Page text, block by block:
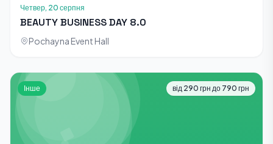
Четвер, 20 серпня
BEAUTY BUSINESS DAY 8.0
Pochayna Event Hall
Інше від 290 грн до 790 грн